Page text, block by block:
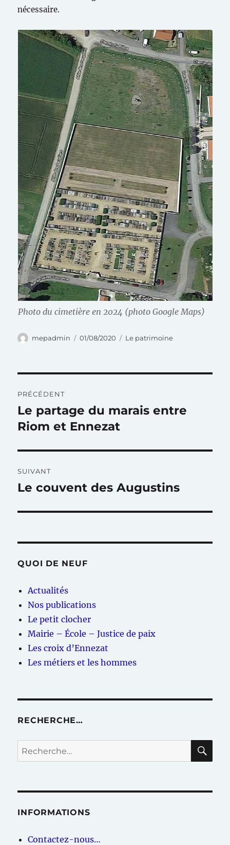
nécessaire.
Photo du cimetière en 2024 (photo Google Maps)
Auteur
mepadmin
Publié
01/08/2020 Catégories
Le patrimoine
de
l’article
PRÉCÉDENT
Publication
précédente :
Le partage du marais entre
Riom et Ennezat
SUIVANT
Publication
Le couvent des Augustins
QUOI DE NEUF
Actualités
Nos publications
Le petit clocher
Mairie – École – Justice de paix
Les croix d’Ennezat
Les métiers et les hommes
RECHERCHE…
Recherche
pour :
INFORMATIONS
Contactez-nous…